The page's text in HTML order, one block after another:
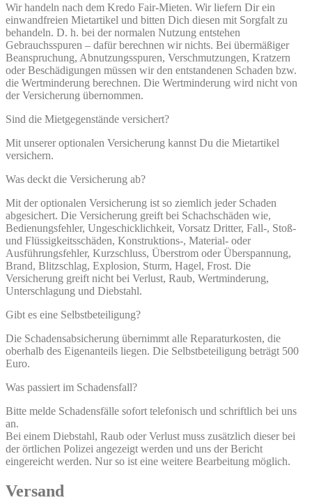
Wir handeln nach dem Kredo Fair-Mieten. Wir liefern Dir ein
einwandfreien Mietartikel und bitten Dich diesen mit Sorgfalt zu
behandeln. D. h. bei der normalen Nutzung entstehen
Gebrauchsspuren – dafür berechnen wir nichts. Bei übermäßiger
Beanspruchung, Abnutzungsspuren, Verschmutzungen, Kratzern
oder Beschädigungen müssen wir den entstandenen Schaden bzw.
die Wertminderung berechnen. Die Wertminderung wird nicht von
der Versicherung übernommen.
Sind die Mietgegenstände versichert?
Mit unserer optionalen Versicherung kannst Du die Mietartikel
versichern.
Was deckt die Versicherung ab?
Mit der optionalen Versicherung ist so ziemlich jeder Schaden
abgesichert. Die Versicherung greift bei Schachschäden wie,
Bedienungsfehler, Ungeschicklichkeit, Vorsatz Dritter, Fall-, Stoß-
und Flüssigkeitsschäden, Konstruktions-, Material- oder
Ausführungsfehler, Kurzschluss, Überstrom oder Überspannung,
Brand, Blitzschlag, Explosion, Sturm, Hagel, Frost. Die
Versicherung greift nicht bei Verlust, Raub, Wertminderung,
Unterschlagung und Diebstahl.
Gibt es eine Selbstbeteiligung?
Die Schadensabsicherung übernimmt alle Reparaturkosten, die
oberhalb des Eigenanteils liegen. Die Selbstbeteiligung beträgt 500
Euro.
Was passiert im Schadensfall?
Bitte melde Schadensfälle sofort telefonisch und schriftlich bei uns
an.
Bei einem Diebstahl, Raub oder Verlust muss zusätzlich dieser bei
der örtlichen Polizei angezeigt werden und uns der Bericht
eingereicht werden. Nur so ist eine weitere Bearbeitung möglich.
Versand